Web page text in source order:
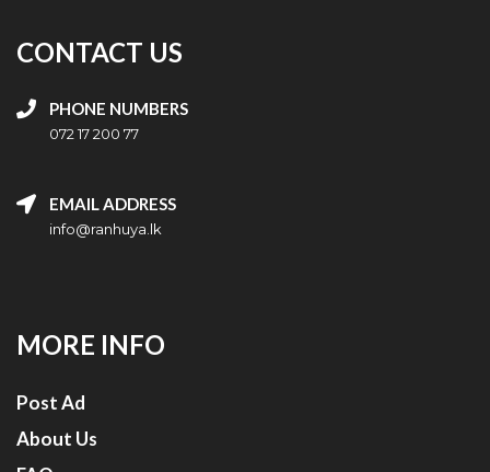
CONTACT US
PHONE NUMBERS
072 17 200 77
EMAIL ADDRESS
info@ranhuya.lk
MORE INFO
Post Ad
About Us